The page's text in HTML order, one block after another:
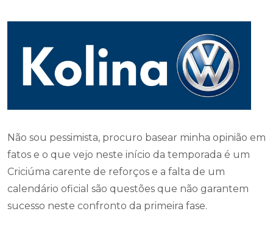
Não sou pessimista, procuro basear minha opinião em
fatos e o que vejo neste início da temporada é um
Criciúma carente de reforços e a falta de um
calendário oficial são questões que não garantem
sucesso neste confronto da primeira fase.